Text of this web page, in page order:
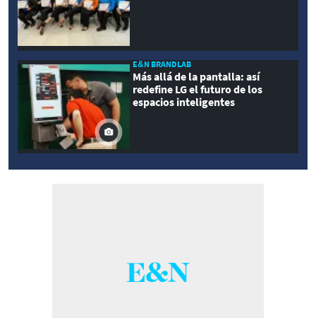
E&N BRANDLAB
Más allá de la pantalla: así
redefine LG el futuro de los
espacios inteligentes